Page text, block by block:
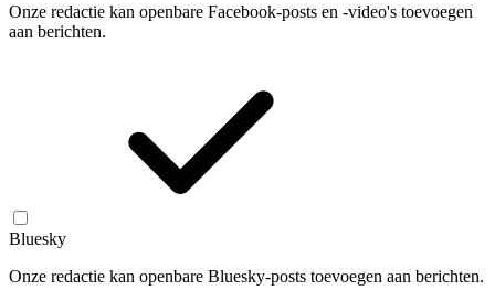
Onze redactie kan openbare Facebook-posts en -video's toevoegen
aan berichten.
Bluesky
Onze redactie kan openbare Bluesky-posts toevoegen aan berichten.